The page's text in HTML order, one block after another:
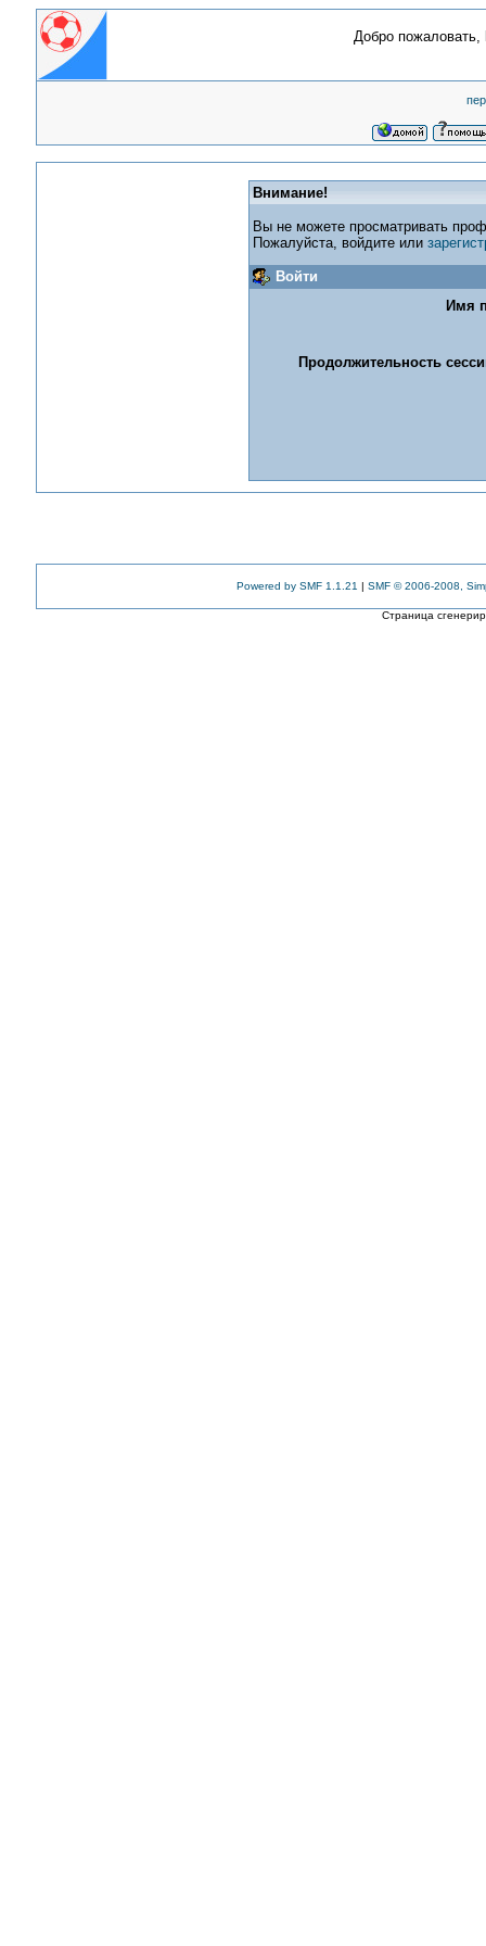
Добро пожаловать,
Внимание!
Вы не можете просматривать
Пожалуйста, войдите или
Войти
Имя
Продолжительность
Powered by SMF 1.1.21 | SMF © 2006-2008,
Страница